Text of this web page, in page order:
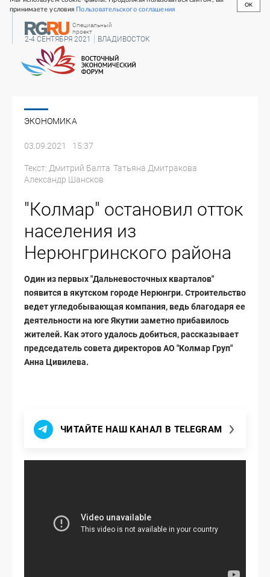
принимаете условия Пользовательского соглашения
OK
Специальный
проект
2-4 СЕНТЯБРЯ 2021 ВЛАДИВОСТОК
ЭКОНОМИКА
03.09.2021 15:37
Текст: Дмитрий Балта Татьяна Дмитракова
Александр Шансков
"Колмар" остановил отток
населения из
Нерюнгринского района
Один из первых "Дальневосточных кварталов"
появится в якутском городе Нерюнгри. Строительство
ведет угледобывающая компания, ведь благодаря ее
деятельности на юге Якутии заметно прибавилось
жителей. Как этого удалось добиться, рассказывает
председатель совета директоров АО "Колмар Груп"
Анна Цивилева.
ЧИТАЙТЕ НАШ КАНАЛ В TELEGRAM